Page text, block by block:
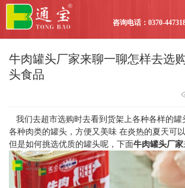
咨询电话：0370-
牛肉罐头厂家来聊一聊怎样去选
头食品
我们去超市选购时去看到货架上各种各样的罐
各种肉类的罐头，方便又美味 在炎热的夏天可
但是如何挑选优质的罐头呢，下面牛肉罐头厂家